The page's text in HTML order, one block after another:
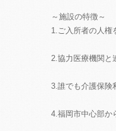
～施設の特徴～
1.ご入所者の人権
2.協力医療機関と
3.誰でも介護保険
4.福岡市中心部か